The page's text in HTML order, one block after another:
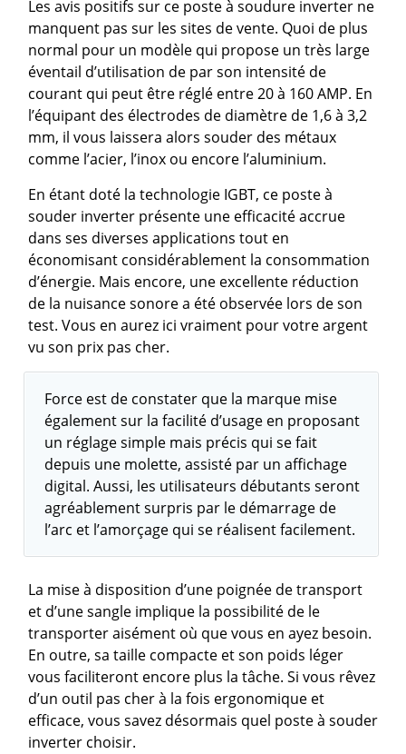
Les avis positifs sur ce poste à soudure inverter ne
manquent pas sur les sites de vente. Quoi de plus
normal pour un modèle qui propose un très large
éventail d’utilisation de par son intensité de
courant qui peut être réglé entre 20 à 160 AMP. En
l’équipant des électrodes de diamètre de 1,6 à 3,2
mm, il vous laissera alors souder des métaux
comme l’acier, l’inox ou encore l’aluminium.
En étant doté la technologie IGBT, ce poste à
souder inverter présente une efficacité accrue
dans ses diverses applications tout en
économisant considérablement la consommation
d’énergie. Mais encore, une excellente réduction
de la nuisance sonore a été observée lors de son
test. Vous en aurez ici vraiment pour votre argent
vu son prix pas cher.
Force est de constater que la marque mise
également sur la facilité d’usage en proposant
un réglage simple mais précis qui se fait
depuis une molette, assisté par un affichage
digital. Aussi, les utilisateurs débutants seront
agréablement surpris par le démarrage de
l’arc et l’amorçage qui se réalisent facilement.
La mise à disposition d’une poignée de transport
et d’une sangle implique la possibilité de le
transporter aisément où que vous en ayez besoin.
En outre, sa taille compacte et son poids léger
vous faciliteront encore plus la tâche. Si vous rêvez
d’un outil pas cher à la fois ergonomique et
efficace, vous savez désormais quel poste à souder
inverter choisir.